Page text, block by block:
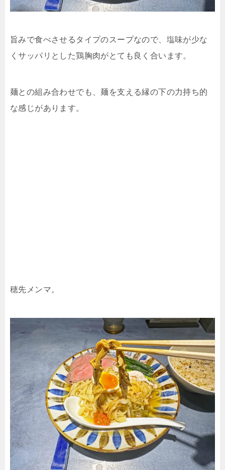
旨みで食べさせるタイプのスープなので、塩味が少な
くサッパリとした鶏胸肉がとても良く合います。
麺との組み合わせでも、麺を支える縁の下の力持ち的
な感じがあります。
穂先メンマ。